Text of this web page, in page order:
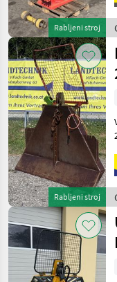
Rabljeni stroj
Rabljeni stroj
/